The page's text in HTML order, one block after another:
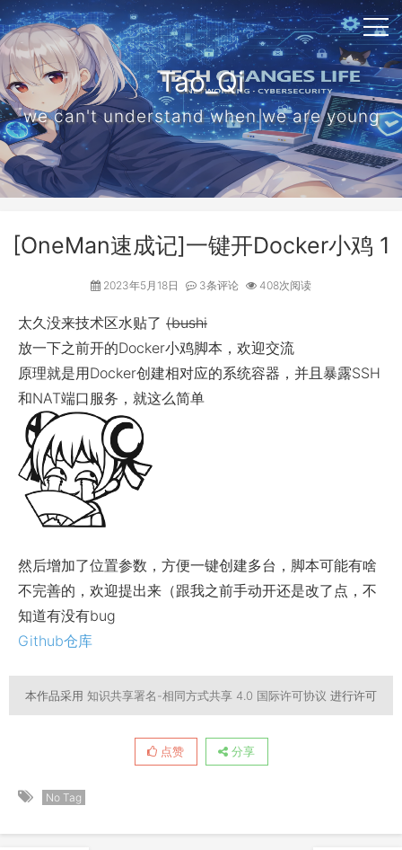
Tao_Qi
we can't understand when we are young
[OneMan速成记]一键开Docker小鸡 1
2023年5月18日 3条评论 408次阅读
太久没来技术区水贴了 (bushi
放一下之前开的Docker小鸡脚本，欢迎交流
原理就是用Docker创建相对应的系统容器，并且暴露SSH
和NAT端口服务，就这么简单
然后增加了位置参数，方便一键创建多台，脚本可能有啥
不完善的，欢迎提出来（跟我之前手动开还是改了点，不
知道有没有bug
Github仓库
本作品采用 知识共享署名-相同方式共享 4.0 国际许可协议 进行许可
点赞 分享
No Tag